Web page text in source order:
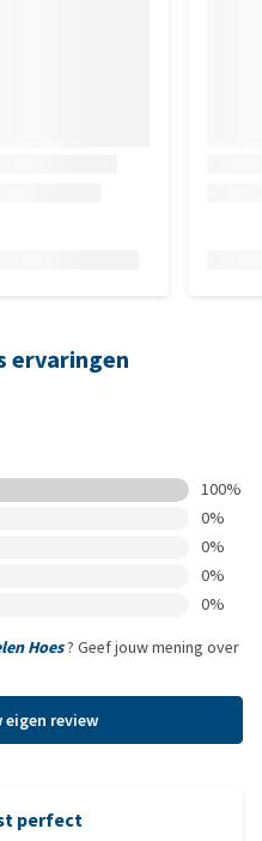
ervaringen
100%
0%
0%
0%
0%
Hoes? Geef jouw mening over
review
perfect